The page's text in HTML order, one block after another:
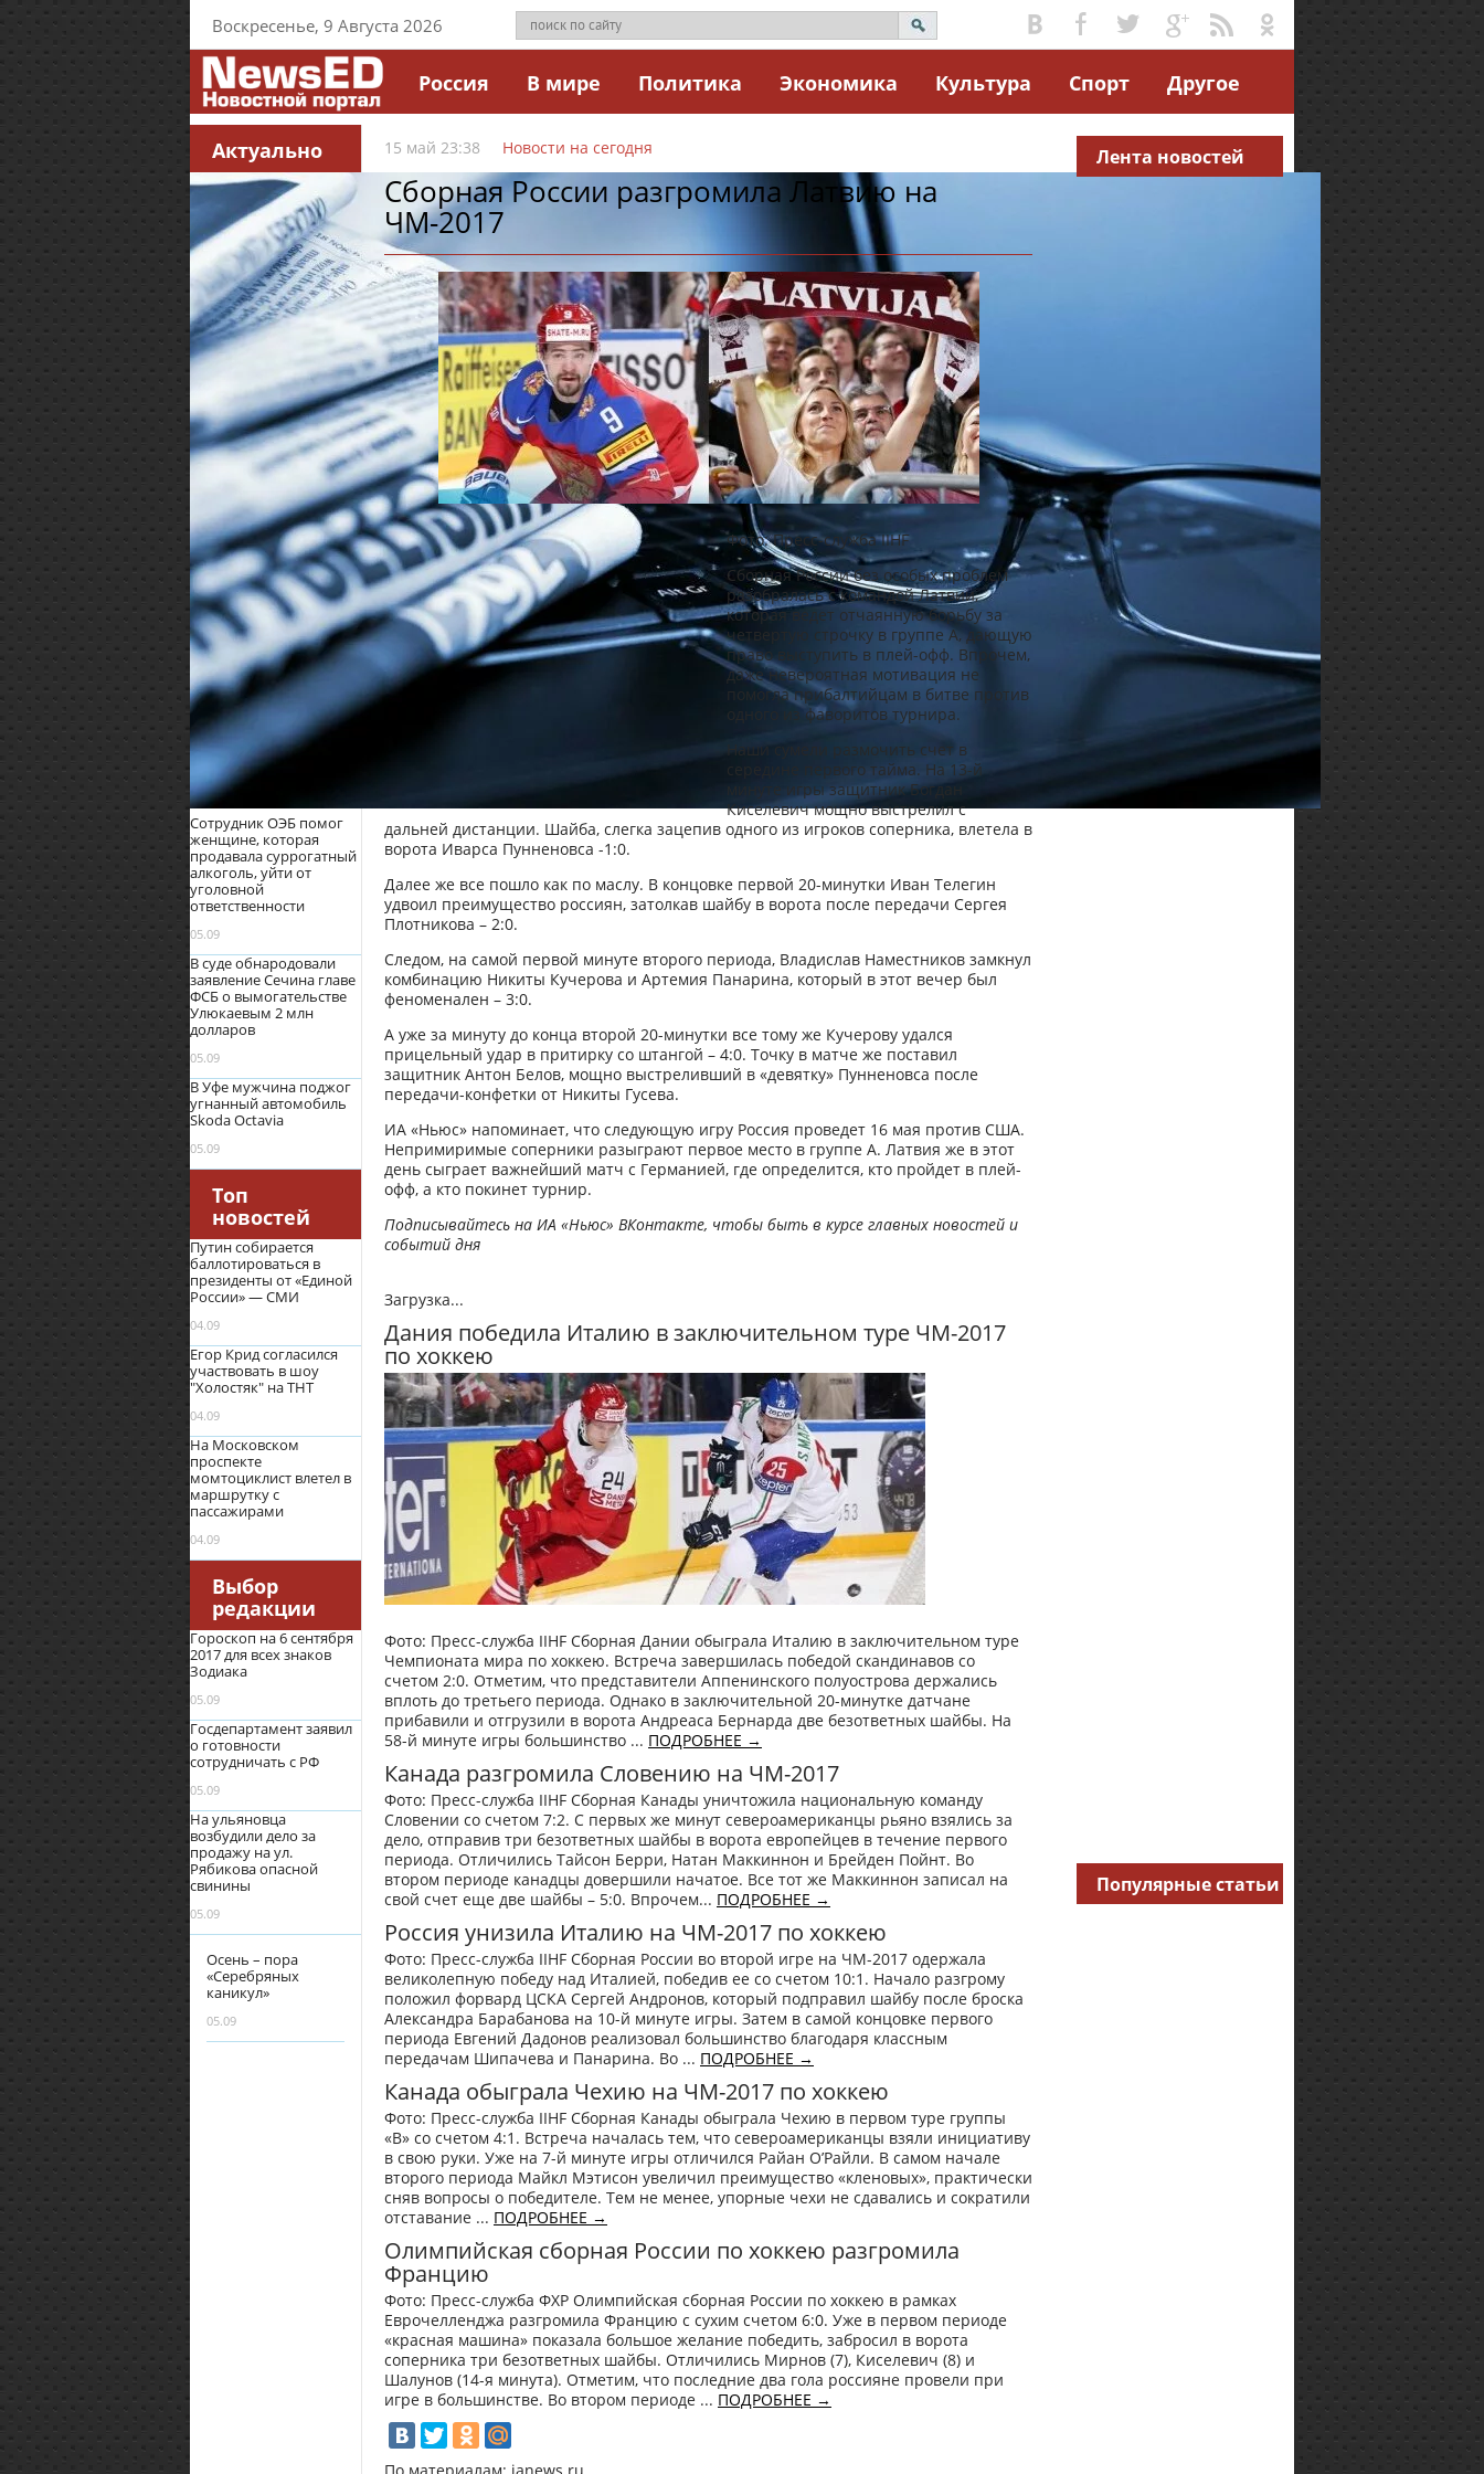
Воскресенье, 9 Августа 2026
Россия В мире Политика Экономика Культура Спорт Другое
Актуально
Сотрудник ОЭБ помог
женщине, которая
продавала суррогатный
алкоголь, уйти от
уголовной
ответственности
05.09
В суде обнародовали
заявление Сечина главе
ФСБ о вымогательстве
Улюкаевым 2 млн
долларов
05.09
В Уфе мужчина поджог
угнанный автомобиль
Skoda Octavia
05.09
Топ
новостей
Путин собирается
баллотироваться в
президенты от «Единой
России» — СМИ
04.09
Егор Крид согласился
участвовать в шоу
"Холостяк" на ТНТ
04.09
На Московском
проспекте
момтоциклист влетел в
маршрутку с
пассажирами
04.09
Выбор
редакции
Гороскоп на 6 сентября
2017 для всех знаков
Зодиака
05.09
Госдепартамент заявил
о готовности
сотрудничать с РФ
05.09
На ульяновца
возбудили дело за
продажу на ул.
Рябикова опасной
свинины
05.09
Осень – пора
«Серебряных
каникул»
05.09
15 май 23:38 Новости на сегодня
Сборная России разгромила Латвию на
ЧМ-2017
Фото: Пресс-служба IIHF
Сборная России без особых проблем
разобралась с командой Латвии,
которая ведет отчаянную борьбу за
четвертую строчку в группе А, дающую
право выступить в плей-офф. Впрочем,
даже невероятная мотивация не
помогла прибалтийцам в битве против
одного из фаворитов турнира.
Наши сумели размочить счет в
середине первого тайма. На 13-й
минуте игры защитник Богдан
Киселевич мощно выстрелил с
дальней дистанции. Шайба, слегка зацепив одного из игроков соперника, влетела в
ворота Иварса Пунненовса -1:0.
Далее же все пошло как по маслу. В концовке первой 20-минутки Иван Телегин
удвоил преимущество россиян, затолкав шайбу в ворота после передачи Сергея
Плотникова – 2:0.
Следом, на самой первой минуте второго периода, Владислав Наместников замкнул
комбинацию Никиты Кучерова и Артемия Панарина, который в этот вечер был
феноменален – 3:0.
А уже за минуту до конца второй 20-минутки все тому же Кучерову удался
прицельный удар в притирку со штангой – 4:0. Точку в матче же поставил
защитник Антон Белов, мощно выстреливший в «девятку» Пунненовса после
передачи-конфетки от Никиты Гусева.
ИА «Ньюс» напоминает, что следующую игру Россия проведет 16 мая против США.
Непримиримые соперники разыграют первое место в группе А. Латвия же в этот
день сыграет важнейший матч с Германией, где определится, кто пройдет в плей-
офф, а кто покинет турнир.
Подписывайтесь на ИА «Ньюс» ВКонтакте, чтобы быть в курсе главных новостей и
событий дня
Загрузка...
Дания победила Италию в заключительном туре ЧМ-2017
по хоккею
Фото: Пресс-служба IIHF Сборная Дании обыграла Италию в заключительном туре
Чемпионата мира по хоккею. Встреча завершилась победой скандинавов со
счетом 2:0. Отметим, что представители Аппенинского полуострова держались
вплоть до третьего периода. Однако в заключительной 20-минутке датчане
прибавили и отгрузили в ворота Андреаса Бернарда две безответных шайбы. На
58-й минуте игры большинство ... ПОДРОБНЕЕ →
Канада разгромила Словению на ЧМ-2017
Фото: Пресс-служба IIHF Сборная Канады уничтожила национальную команду
Словении со счетом 7:2. С первых же минут североамериканцы рьяно взялись за
дело, отправив три безответных шайбы в ворота европейцев в течение первого
периода. Отличились Тайсон Берри, Натан Маккиннон и Брейден Пойнт. Во
втором периоде канадцы довершили начатое. Все тот же Маккиннон записал на
свой счет еще две шайбы – 5:0. Впрочем... ПОДРОБНЕЕ →
Россия унизила Италию на ЧМ-2017 по хоккею
Фото: Пресс-служба IIHF Сборная России во второй игре на ЧМ-2017 одержала
великолепную победу над Италией, победив ее со счетом 10:1. Начало разгрому
положил форвард ЦСКА Сергей Андронов, который подправил шайбу после броска
Александра Барабанова на 10-й минуте игры. Затем в самой концовке первого
периода Евгений Дадонов реализовал большинство благодаря классным
передачам Шипачева и Панарина. Во ... ПОДРОБНЕЕ →
Канада обыграла Чехию на ЧМ-2017 по хоккею
Фото: Пресс-служба IIHF Сборная Канады обыграла Чехию в первом туре группы
«В» со счетом 4:1. Встреча началась тем, что североамериканцы взяли инициативу
в свою руки. Уже на 7-й минуте игры отличился Райан О’Райли. В самом начале
второго периода Майкл Мэтисон увеличил преимущество «кленовых», практически
сняв вопросы о победителе. Тем не менее, упорные чехи не сдавались и сократили
отставание ... ПОДРОБНЕЕ →
Олимпийская сборная России по хоккею разгромила
Францию
Фото: Пресс-служба ФХР Олимпийская сборная России по хоккею в рамках
Еврочелленджа разгромила Францию с сухим счетом 6:0. Уже в первом периоде
«красная машина» показала большое желание победить, забросил в ворота
соперника три безответных шайбы. Отличились Мирнов (7), Киселевич (8) и
Шалунов (14-я минута). Отметим, что последние два гола россияне провели при
игре в большинстве. Во втором периоде ... ПОДРОБНЕЕ →
Лента новостей
Популярные статьи